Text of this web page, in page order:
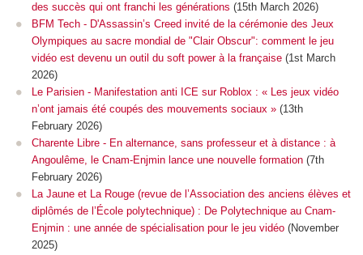
des succès qui ont franchi les générations (15th March 2026)
BFM Tech - D'Assassin’s Creed invité de la cérémonie des Jeux
Olympiques au sacre mondial de "Clair Obscur": comment le jeu
vidéo est devenu un outil du soft power à la française (1st March
2026)
Le Parisien - Manifestation anti ICE sur Roblox : « Les jeux vidéo
n’ont jamais été coupés des mouvements sociaux » (13th
February 2026)
Charente Libre - En alternance, sans professeur et à distance : à
Angoulême, le Cnam-Enjmin lance une nouvelle formation (7th
February 2026)
La Jaune et La Rouge (revue de l’Association des anciens élèves et
diplômés de l’École polytechnique) : De Polytechnique au Cnam-
Enjmin : une année de spécialisation pour le jeu vidéo (November
2025)